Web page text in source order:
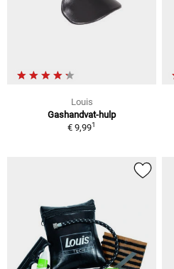
Louis
Gashandvat-hulp
€ 9,991